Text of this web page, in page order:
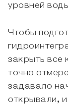
уровней
Чтобы
закрыть все
точно
задавало
открывали,